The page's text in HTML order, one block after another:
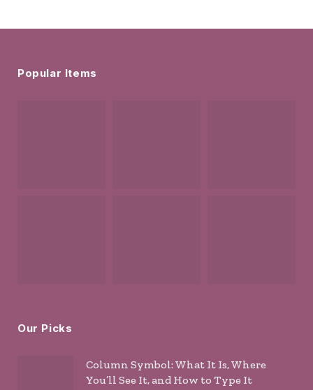
Popular Items
Our Picks
Column Symbol: What It Is, Where
You’ll See It, and How to Type It